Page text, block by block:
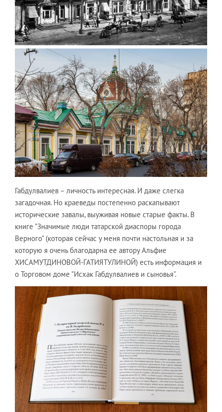
Габдулвалиев – личность интересная. И даже слегка
загадочная. Но краеведы постепенно раскапывают
исторические завалы, выуживая новые старые факты. В
книге "Значимые люди татарской диаспоры города
Верного" (которая сейчас у меня почти настольная и за
которую я очень благодарна ее автору Альфие
ХИСАМУТДИНОВОЙ-ГАТИЯТУЛИНОЙ) есть информация и
о Торговом доме "Исхак Габдулвалиев и сыновья".